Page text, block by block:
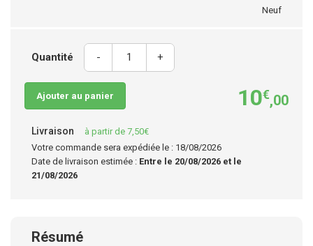
Neuf
Quantité - +
Ajouter au panier 10€,00
Livraison
à partir de 7,50€
Votre commande sera expédiée le : 18/08/2026
Date de livraison estimée : Entre le 20/08/2026 et le
21/08/2026
Résumé